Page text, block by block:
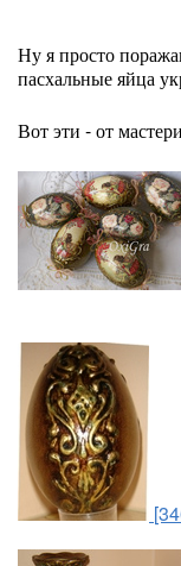
Ну я просто
пасхальные яйца
Вот эти - от